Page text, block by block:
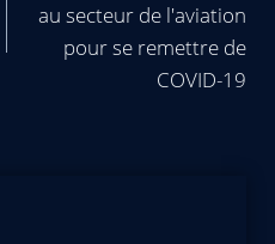
au secteur de l'aviation
pour se remettre de
COVID-19